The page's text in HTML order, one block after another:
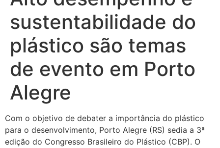
sustentabilidade do
plástico são temas
de evento em Porto
Alegre
Com o objetivo de debater a importância do plástico
para o desenvolvimento, Porto Alegre (RS) sedia a 3ª
edição do Congresso Brasileiro do Plástico (CBP). O